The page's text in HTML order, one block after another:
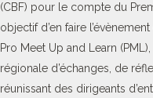
(CBF) pour le compte du
objectif d’en faire
Pro Meet Up and Learn
régionale d’échanges, de
réunissant des dirigeants